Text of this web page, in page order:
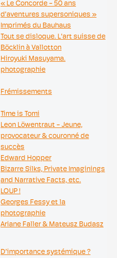
« Le Concorde - 50 ans
d’aventures supersoniques »
Imprimés du Bauhaus
Tout se disloque. L'art suisse de
Böcklin à Vallotton
Hiroyuki Masuyama.
photographie
Frémissements
Time is Tomi
Leon Löwentraut - Jeune,
provocateur & couronné de
succès
Edward Hopper
Bizarre Silks, Private Imaginings
and Narrative Facts, etc.
LOUP !
Georges Fessy et la
photographie
Ariane Faller & Mateusz Budasz
D’importance systémique ?